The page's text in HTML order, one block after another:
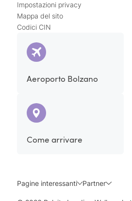
Impostazioni privacy
Mappa del sito
Codici CIN
Aeroporto Bolzano
Come arrivare
Pagine interessanti Partner